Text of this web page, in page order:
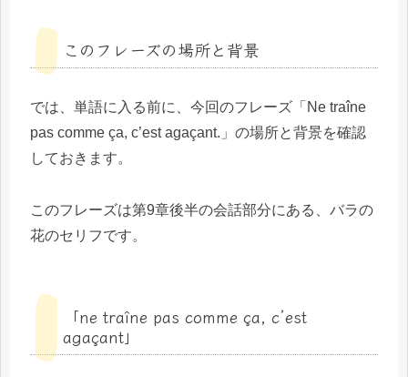
このフレーズの場所と背景
では、単語に入る前に、今回のフレーズ「Ne traîne
pas comme ça, c’est agaçant.」の場所と背景を確認
しておきます。
このフレーズは第9章後半の会話部分にある、バラの
花のセリフです。
「ne traîne pas comme ça, c’est
agaçant」